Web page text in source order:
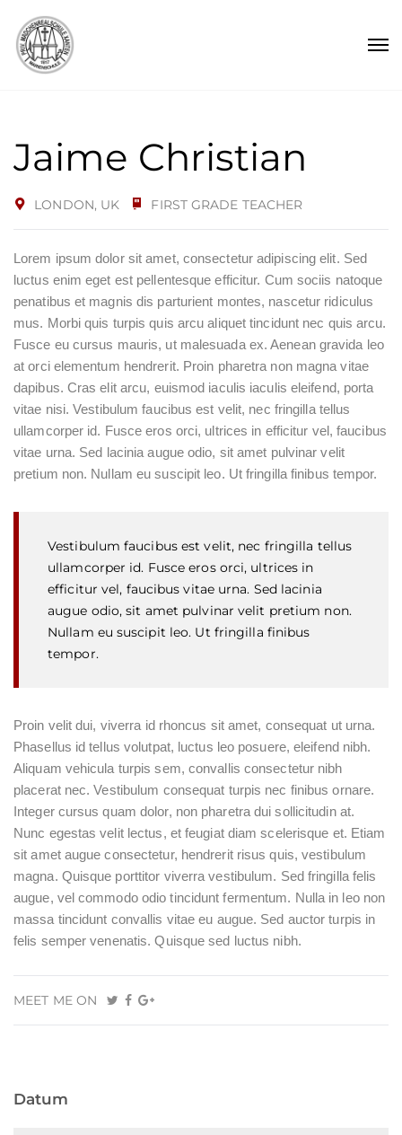
Jaime Christian
LONDON, UK FIRST GRADE TEACHER
Lorem ipsum dolor sit amet, consectetur adipiscing elit. Sed
luctus enim eget est pellentesque efficitur. Cum sociis natoque
penatibus et magnis dis parturient montes, nascetur ridiculus
mus. Morbi quis turpis quis arcu aliquet tincidunt nec quis arcu.
Fusce eu cursus mauris, ut malesuada ex. Aenean gravida leo
at orci elementum hendrerit. Proin pharetra non magna vitae
dapibus. Cras elit arcu, euismod iaculis iaculis eleifend, porta
vitae nisi. Vestibulum faucibus est velit, nec fringilla tellus
ullamcorper id. Fusce eros orci, ultrices in efficitur vel, faucibus
vitae urna. Sed lacinia augue odio, sit amet pulvinar velit
pretium non. Nullam eu suscipit leo. Ut fringilla finibus tempor.
Vestibulum faucibus est velit, nec fringilla tellus
ullamcorper id. Fusce eros orci, ultrices in
efficitur vel, faucibus vitae urna. Sed lacinia
augue odio, sit amet pulvinar velit pretium non.
Nullam eu suscipit leo. Ut fringilla finibus
tempor.
Proin velit dui, viverra id rhoncus sit amet, consequat ut urna.
Phasellus id tellus volutpat, luctus leo posuere, eleifend nibh.
Aliquam vehicula turpis sem, convallis consectetur nibh
placerat nec. Vestibulum consequat turpis nec finibus ornare.
Integer cursus quam dolor, non pharetra dui sollicitudin at.
Nunc egestas velit lectus, et feugiat diam scelerisque et. Etiam
sit amet augue consectetur, hendrerit risus quis, vestibulum
magna. Quisque porttitor viverra vestibulum. Sed fringilla felis
augue, vel commodo odio tincidunt fermentum. Nulla in leo non
massa tincidunt convallis vitae eu augue. Sed auctor turpis in
felis semper venenatis. Quisque sed luctus nibh.
MEET ME ON
Datum